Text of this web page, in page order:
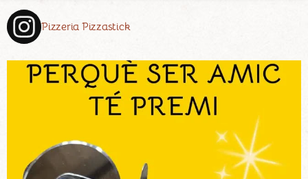
Pizzeria Pizzastick